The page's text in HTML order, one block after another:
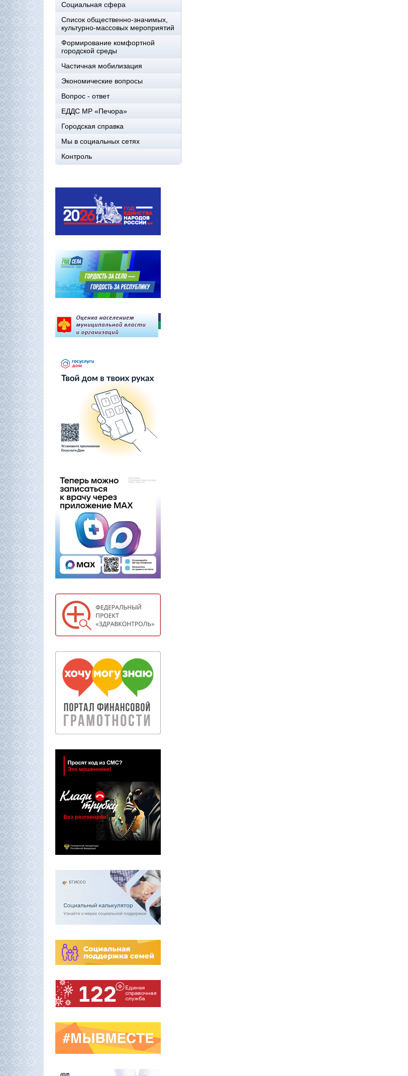
Социальная сфера
Список общественно-значимых,
культурно-массовых мероприятий
Формирование комфортной
городской среды
Частичная мобилизация
Экономические вопросы
Вопрос - ответ
ЕДДС МР «Печора»
Городская справка
Мы в социальных сетях
Контроль